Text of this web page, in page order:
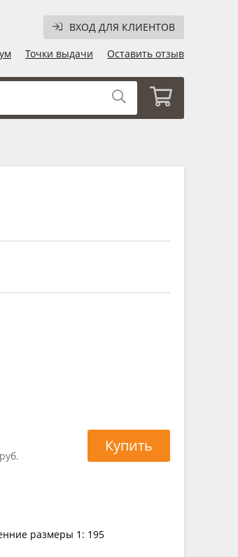
ВХОД ДЛЯ КЛИЕНТОВ
Точки выдачи Оставить отзыв
Купить
размеры 1: 195